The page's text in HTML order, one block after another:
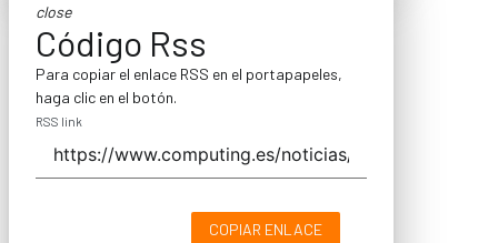
close
Código Rss
Para copiar el enlace RSS en el portapapeles,
haga clic en el botón.
RSS link
COPIAR ENLACE